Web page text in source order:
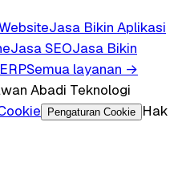
Jasa Bikin Aplikasi
Jasa SEOJasa Bikin
Semua layanan →
Abadi Teknologi
Pengaturan Cookie
Hak